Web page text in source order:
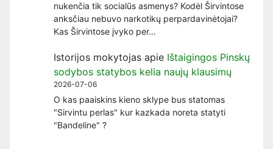
nukenčia tik socialūs asmenys? Kodėl Širvintose
anksčiau nebuvo narkotikų perpardavinėtojai?
Kas Širvintose įvyko per…
Istorijos mokytojas apie Ištaigingos Pinskų
sodybos statybos kelia naujų klausimų
2026-07-06
O kas paaiskins kieno sklype bus statomas
"Sirvintu perlas" kur kazkada noreta statyti
"Bandeline" ?